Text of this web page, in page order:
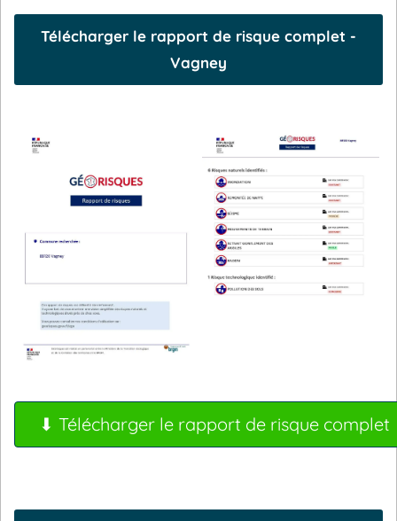
Télécharger le rapport de risque complet -
Vagney
⬇ Télécharger le rapport de risque complet